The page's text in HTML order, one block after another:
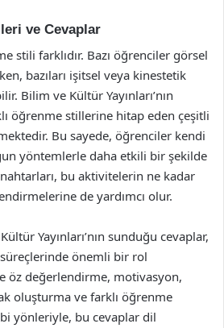
ve Cevaplar
stili farklıdır. Bazı öğrenciler görsel
bazıları işitsel veya kinestetik
Bilim ve Kültür Yayınları’nın
öğrenme stillerine hitap eden çeşitli
Bu sayede, öğrenciler kendi
yöntemlerle daha etkili bir şekilde
bu aktivitelerin ne kadar
de yardımcı olur.
Yayınları’nın sunduğu cevaplar,
önemli bir rol
öz değerlendirme, motivasyon,
oluşturma ve farklı öğrenme
yönleriyle, bu cevaplar dil